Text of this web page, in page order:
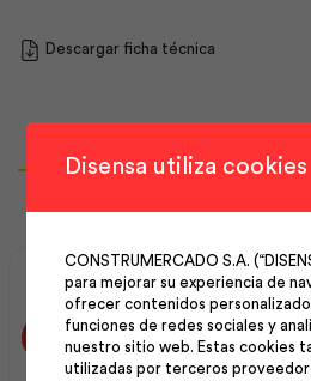
Descargar ficha técnica
Productos
Disensa utiliza cookies
CONSTRUMERCADO S.A.
para mejorar su experiencia de
ofrecer contenidos
funciones de redes sociales y
nuestro sitio web. Estas cookies
utilizadas por terceros